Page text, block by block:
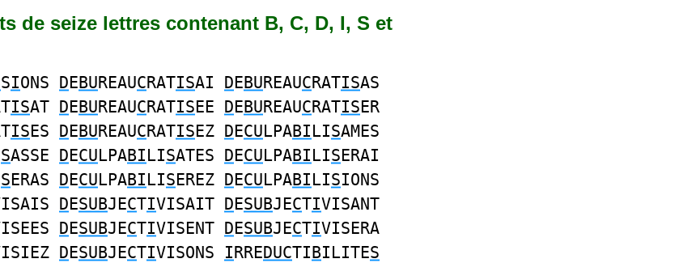
de seize lettres contenant B, C, D, I, S et
SIONS DEBUREAUCRATISAI DEBUREAUCRATISAS
ISAT DEBUREAUCRATISEE DEBUREAUCRATISER
ISES DEBUREAUCRATISEZ DECULPABILISAMES
SASSE DECULPABILISATES DECULPABILISERAI
SERAS DECULPABILISEREZ DECULPABILISIONS
DESUBJECTIVISAIT DESUBJECTIVISANT
DESUBJECTIVISENT DESUBJECTIVISERA
DESUBJECTIVISONS IRREDUCTIBILITES